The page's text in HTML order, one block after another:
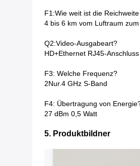
F1:Wie weit ist die
4 bis 6 km vom Luftraum
Q2:Video-Ausgabeart?
HD+Ethernet RJ45-Anschluss
F3: Welche Frequenz?
2Nur.4 GHz S-Band
F4: Übertragung von
27 dBm 0,5 Watt
5. Produktbildner